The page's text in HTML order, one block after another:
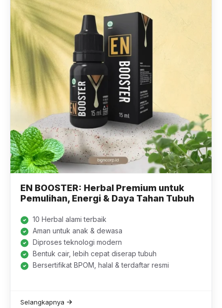
EN BOOSTER: Herbal Premium untuk
Pemulihan, Energi & Daya Tahan Tubuh
10 Herbal alami terbaik
Aman untuk anak & dewasa
Diproses teknologi modern
Bentuk cair, lebih cepat diserap tubuh
Bersertifikat BPOM, halal & terdaftar resmi
Selangkapnya